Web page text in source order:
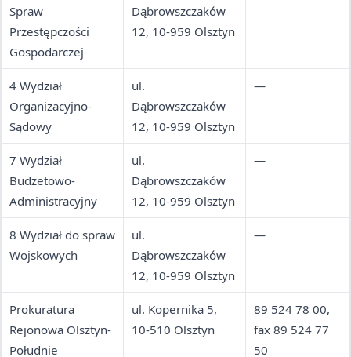
Spraw
Przestępczości
Gospodarczej
Dąbrowszczaków
12, 10-959 Olsztyn
4 Wydział
Organizacyjno-
Sądowy
ul.
Dąbrowszczaków
12, 10-959 Olsztyn
—
7 Wydział
Budżetowo-
Administracyjny
ul.
Dąbrowszczaków
12, 10-959 Olsztyn
—
8 Wydział do spraw
Wojskowych
ul.
Dąbrowszczaków
12, 10-959 Olsztyn
—
Prokuratura
Rejonowa Olsztyn-
Południe
ul. Kopernika 5,
10-510 Olsztyn
89 524 78 00,
fax 89 524 77
50